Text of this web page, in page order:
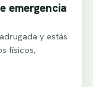
emergencia
y estás
físicos,